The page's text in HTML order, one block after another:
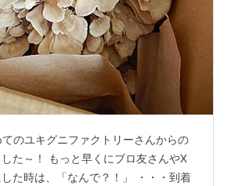
のユキグニファクトリーさんからの
た～！ もっと早くにブロ友さんやX
た時は、「なんで？！」 ・・・到着